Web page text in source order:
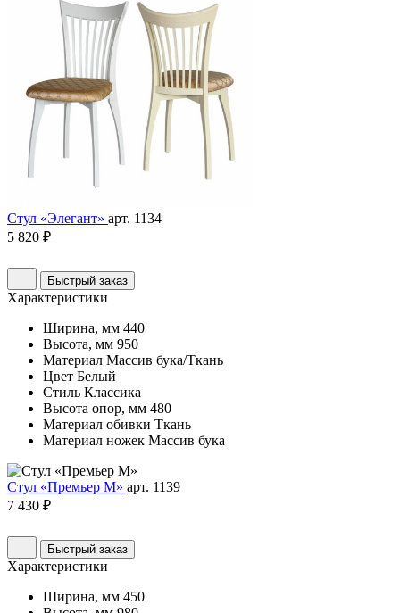
Стул «Элегант» арт. 1134
5 820 ₽
Быстрый заказ
Характеристики
Ширина, мм 440
Высота, мм 950
Материал Массив бука/Ткань
Цвет Белый
Стиль Классика
Высота опор, мм 480
Материал обивки Ткань
Материал ножек Массив бука
Стул «Премьер М» арт. 1139
7 430 ₽
Быстрый заказ
Характеристики
Ширина, мм 450